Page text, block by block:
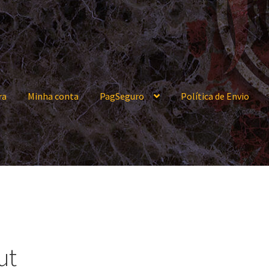
Minha conta PagSeguro Política de Envio